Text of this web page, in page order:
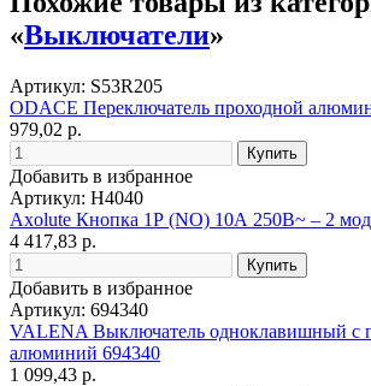
«Выключатели»
Артикул: S53R205
ODACE Переключатель проходной
979,02 р.
Добавить в избранное
Артикул: H4040
Axolute Кнопка 1Р (NO) 10А 250В~ – 2
4 417,83 р.
Добавить в избранное
Артикул: 694340
VALENA Выключатель одноклавишный с
алюминий 694340
1 099,43 р.